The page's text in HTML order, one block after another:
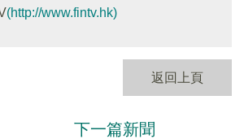
(http://www.fintv.hk)
返回上頁
下一篇新聞